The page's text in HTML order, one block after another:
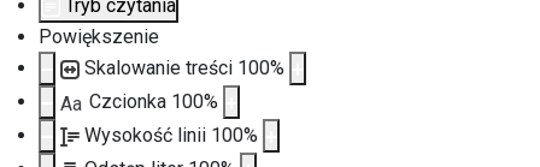
Tryb czytania
Powiększenie
Skalowanie treści 100%
Aa Czcionka 100%
Wysokość linii 100%